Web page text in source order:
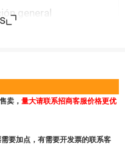
general
卖， 量大请联系招商客服价格更优
要加点，有需要开发票的联系客